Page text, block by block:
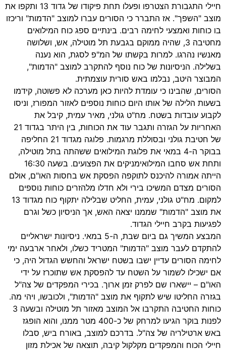
חיילי התגבורת הצטרפו ופעלו תחת פיקודו של גדוד 13 ותקפו את
מוצב "השפך". אז התברר כי הסורים עברו למוצב "הדמות" וריכזו
בו כוחות ואמצעי לחימה רבים. בינתיים ספג כוח המילואים
מחטיבה 3, שהיה ממוקם בגבעת תל מוטילה, אש, ושלושה
מאנשיו נהרגו. למרות בקשתו של המ"פ לסגת, הוא נענה
בשלילה. הניסיונות של כוח נוסף להתקרב למוצב "הדמות",
המבוצר היטב, נבלמו באש סורית עוצמתית.
הסורים, שהבינו כי עומדת להיות כאן מערכה לא פשוטה, קידמו
בשעות הלילה של אותו היום כוחות נוספים לאזור המפורז, וניסו
לקבוע עובדות בשטח. מח"ט גולני, מאיר עמית, קיבל את
האחריות על הגזרה ותגבר עוד את הכוחות, בין היתר בגדוד 21
של חטיבת גולני ובסוללת מרגמות. פלוגה מגדוד 21 החליפה
בבוקר ה-4 במאי את פלוגת המילואים ששהתה בתל מוטילה,
ותחת אש סחבו המילואימניקים את הפצועים. בשעה 16:30
הייתה אמורה להיכנס לתוקפה הפסקת אש בחסות האו"ם, אולם
הסורים מצדם המשיכו בירי ולא חדלו מלהזרים כוחות נוספים
למקום. מח"ט גולני, עמית, החליט שבלילה יתקוף כוח מגדוד 13
את מוצב "הדמות" שממנו יצאה האש, אך הניסיון כשל וגרם
לפגיעות בקרב חיילי הגדוד.
המבצע המשיך גם ביום שבת, ה-5 במאי. ניסיונות ישראליים
להתקדם לעבר מוצב "הדמות" המטריד כשלו, ולאחר ארבעה ימי
לחימה הסורים עדיין ישבו בשטח ישראל והחשש הגדול היה, כי
אם ישכילו לשמור על השטח עד להפסקת אש שתוכרז על ידי
האו"ם – יישארו שם לפרק זמן ארוך. בכירי המפקדים של צה"ל
בגזרה החליטו שיש לתקוף את מוצב "הדמות", ולכובשו, ויהי מה.
כוחות החטיבה התקרבו אל המוצב מאזור תל מוטילה ובשעה 3
לפנות בוקר הגיעו למרחק של כ-400 מטר ממנו, והוא הופגז
באש ארטילריה של צה"ל. בדרכם למוצב, באורח ביש, סבלו
חיילי הכוח והמפקדים מקלקול קיבה, תוצאה של אכילת מזון